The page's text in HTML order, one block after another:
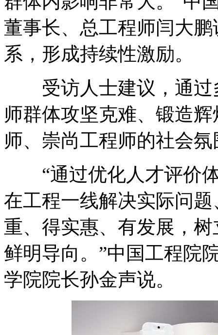
董事长、总工程师闫大
系，形成持续性激励。
受访人士建议，通过
师群体攻坚克难、锻造
师、崇尚工程师的社会氛
“通过优化人才评价体
在工程一线解决实际问
重、得实惠、有发展，
鲜明导向。”中国工程院
学院院长孙金声说。